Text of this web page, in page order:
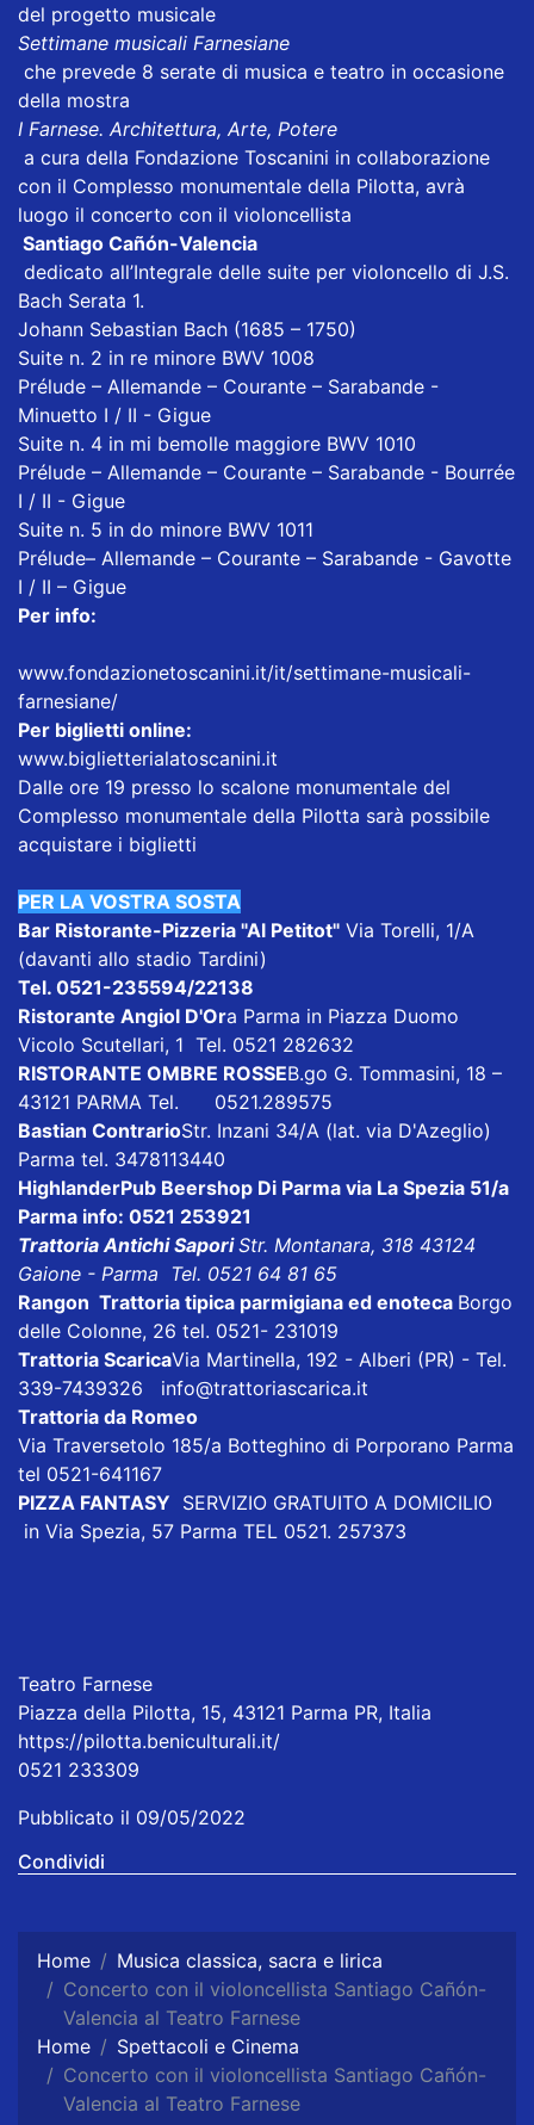
del progetto musicale
Settimane musicali Farnesiane
che prevede 8 serate di musica e teatro in occasione
della mostra
I Farnese. Architettura, Arte, Potere
a cura della Fondazione Toscanini in collaborazione
con il Complesso monumentale della Pilotta, avrà
luogo il concerto con il violoncellista
Santiago Cañón-Valencia
dedicato all’Integrale delle suite per violoncello di J.S.
Bach Serata 1.
Johann Sebastian Bach (1685 – 1750)
Suite n. 2 in re minore BWV 1008
Prélude – Allemande – Courante – Sarabande -
Minuetto I / II - Gigue
Suite n. 4 in mi bemolle maggiore BWV 1010
Prélude – Allemande – Courante – Sarabande - Bourrée
I / II - Gigue
Suite n. 5 in do minore BWV 1011
Prélude– Allemande – Courante – Sarabande - Gavotte
I / II – Gigue
Per info:
www.fondazionetoscanini.it/it/settimane-musicali-
farnesiane/
Per biglietti online:
www.biglietterialatoscanini.it
Dalle ore 19 presso lo scalone monumentale del
Complesso monumentale della Pilotta sarà possibile
acquistare i biglietti
PER LA VOSTRA SOSTA
Bar Ristorante-Pizzeria "Al Petitot" Via Torelli, 1/A
(davanti allo stadio Tardini)
Tel. 0521-235594/22138
Ristorante Angiol D'Ora Parma in Piazza Duomo
Vicolo Scutellari, 1 Tel. 0521 282632
RISTORANTE OMBRE ROSSEB.go G. Tommasini, 18 –
43121 PARMA Tel. 0521.289575
Bastian ContrarioStr. Inzani 34/A (lat. via D'Azeglio)
Parma tel. 3478113440
HighlanderPub Beershop Di Parma via La Spezia 51/a
Parma info: 0521 253921
Trattoria Antichi SaporiStr. Montanara, 318 43124
Gaione - Parma Tel. 0521 64 81 65
Rangon Trattoria tipica parmigiana ed enoteca Borgo
delle Colonne, 26 tel. 0521- 231019
Trattoria ScaricaVia Martinella, 192 - Alberi (PR) - Tel.
339-7439326 info@trattoriascarica.it
Trattoria da Romeo
Via Traversetolo 185/a Botteghino di Porporano Parma
tel 0521-641167
PIZZA FANTASY SERVIZIO GRATUITO A DOMICILIO
in Via Spezia, 57 Parma TEL 0521. 257373
Teatro Farnese
Piazza della Pilotta, 15, 43121 Parma PR, Italia
https://pilotta.beniculturali.it/
0521 233309
Pubblicato il 09/05/2022
Condividi
Home
Musica classica, sacra e lirica
Concerto con il violoncellista Santiago Cañón-
Valencia al Teatro Farnese
Home
Spettacoli e Cinema
Concerto con il violoncellista Santiago Cañón-
Valencia al Teatro Farnese